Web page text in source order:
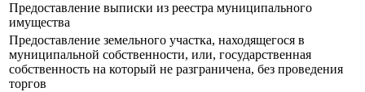
Предоставление выписки из реестра муниципального
имущества
Предоставление земельного участка, находящегося в
муниципальной собственности, или, государственная
собственность на который не разграничена, без проведения
торгов